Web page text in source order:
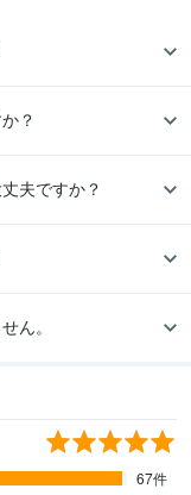
？
夫ですか？
ん。
67件